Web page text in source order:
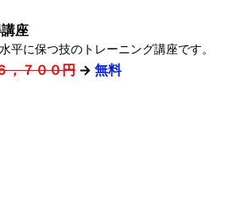
座
平に保つ技のトレーニング講座です。
，７００円 → 無料